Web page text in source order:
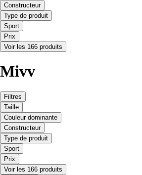
Constructeur
Type de produit
Sport
Prix
Voir les 166 produits
Mivv
Filtres
Taille
Couleur dominante
Constructeur
Type de produit
Sport
Prix
Voir les 166 produits